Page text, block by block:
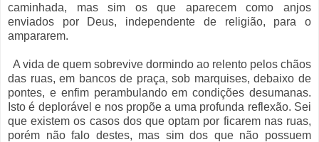
caminhada, mas sim os que aparecem como anjos
enviados por Deus, independente de religião, para o
ampararem.
A vida de quem sobrevive dormindo ao relento pelos chãos
das ruas, em bancos de praça, sob marquises, debaixo de
pontes, e enfim perambulando em condições desumanas.
Isto é deplorável e nos propõe a uma profunda reflexão. Sei
que existem os casos dos que optam por ficarem nas ruas,
porém não falo destes, mas sim dos que não possuem